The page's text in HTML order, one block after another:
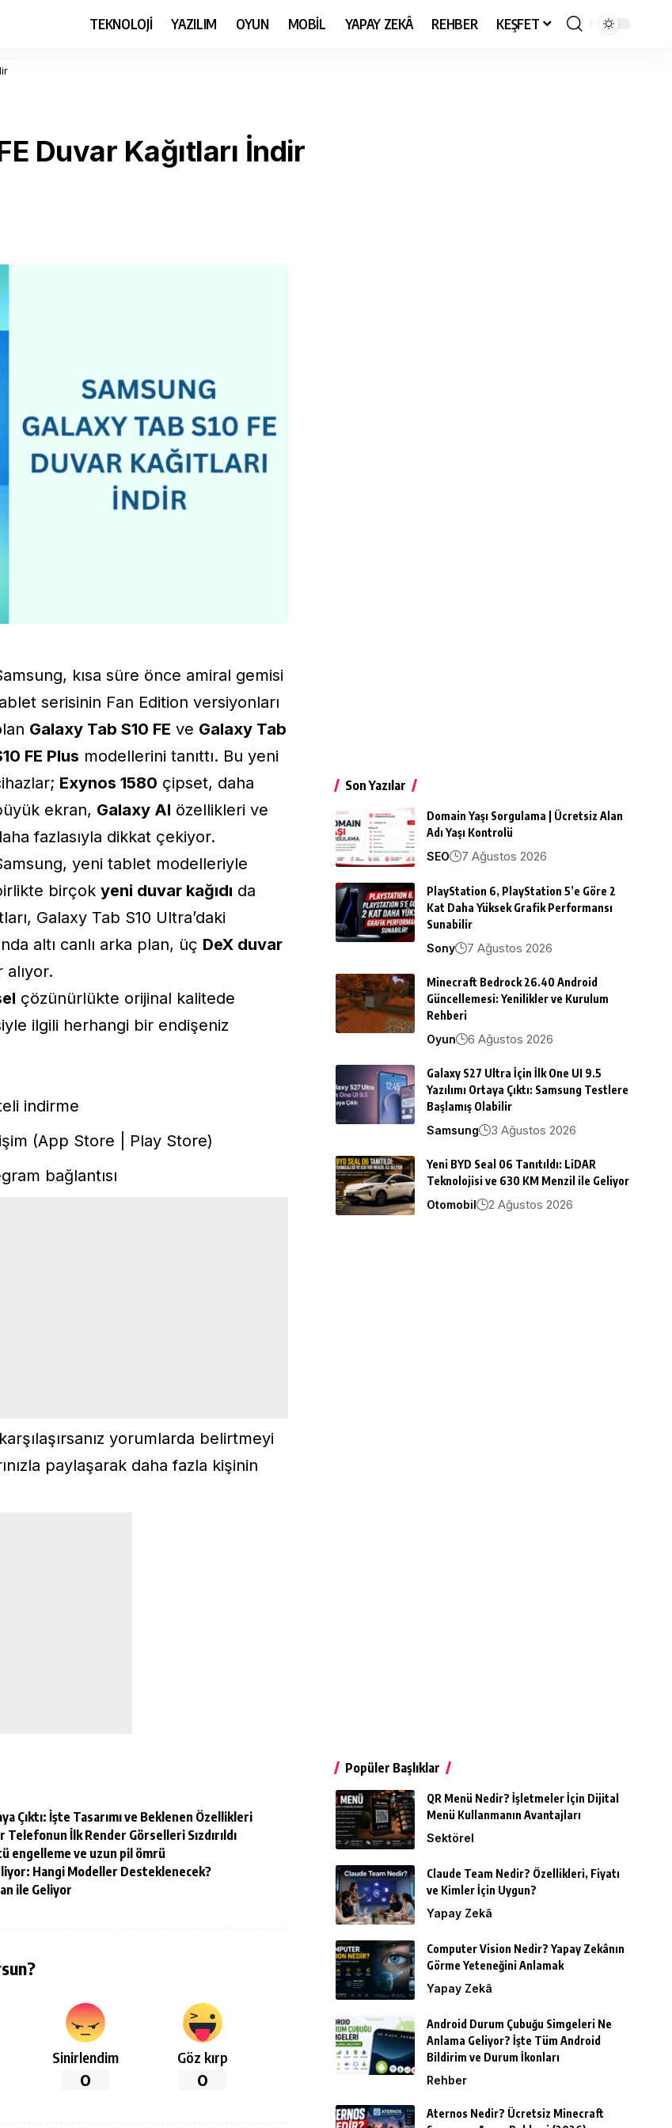
TEKNOLOJİ YAZILIM OYUN MOBİL YAPAY ZEKÂ REHBER KEŞFET
Duvar Kağıtları İndir
, kısa süre önce amiral gemisi
serisinin Fan Edition versiyonları
Galaxy Tab S10 FE ve Galaxy Tab
FE Plus modellerini tanıttı. Bu yeni
Exynos 1580 çipset, daha
ekran, Galaxy AI özellikleri ve
fazlasıyla dikkat çekiyor.
yeni tablet modelleriyle
birçok yeni duvar kağıdı da
Galaxy Tab S10 Ultra’daki
altı canlı arka plan, üç DeX duvar
çözünürlükte orijinal kalitede
ilgili herhangi bir endişeniz
indirme
(App Store Play Store)
bağlantısı
yorumlarda belirtmeyi
paylaşarak daha fazla kişinin
Çıktı: İşte Tasarımı ve Beklenen Özellikleri
İlk Render Görselleri Sızdırıldı
engelleme ve uzun pil ömrü
Hangi Modeller Desteklenecek?
ile Geliyor
Sinirlendim
0
Göz kırp
0
Son Yazılar
Domain Yaşı Sorgulama | Ücretsiz Alan
Adı Yaşı Kontrolü
SEO
7 Ağustos 2026
PlayStation 6, PlayStation 5’e Göre 2
Kat Daha Yüksek Grafik Performansı
Sunabilir
Sony
7 Ağustos 2026
Minecraft Bedrock 26.40 Android
Güncellemesi: Yenilikler ve Kurulum
Rehberi
Oyun
6 Ağustos 2026
Galaxy S27 Ultra İçin İlk One UI 9.5
Yazılımı Ortaya Çıktı: Samsung Testlere
Başlamış Olabilir
Samsung
3 Ağustos 2026
Yeni BYD Seal 06 Tanıtıldı: LiDAR
Teknolojisi ve 630 KM Menzil ile Geliyor
Otomobil
2 Ağustos 2026
Popüler Başlıklar
QR Menü Nedir? İşletmeler İçin Dijital
Menü Kullanmanın Avantajları
Sektörel
Claude Team Nedir? Özellikleri, Fiyatı
ve Kimler İçin Uygun?
Yapay Zekâ
Computer Vision Nedir? Yapay Zekânın
Görme Yeteneğini Anlamak
Yapay Zekâ
Android Durum Çubuğu Simgeleri Ne
Anlama Geliyor? İşte Tüm Android
Bildirim ve Durum İkonları
Rehber
Aternos Nedir? Ücretsiz Minecraft